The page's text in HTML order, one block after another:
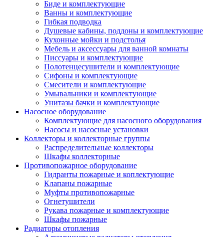
Биде и комплектующие
Ванны и комплектующие
Гибкая подводка
Душевые кабины, поддоны и комплектующие
Кухонные мойки и подстолья
Мебель и аксессуары для ванной комнаты
Писсуары и комплектующие
Полотенцесушители и комплектующие
Сифоны и комплектующие
Смесители и комплектующие
Умывальники и комплектующие
Унитазы бачки и комплектующие
Насосное оборудование
Комплектующие для насосного оборудования
Насосы и насосные установки
Коллекторы и коллекторные группы
Распределительные коллекторы
Шкафы коллекторные
Противопожарное оборудование
Гидранты пожарные и коплектующие
Клапаны пожарные
Муфты противопожарные
Огнетушители
Рукава пожарные и комплектующие
Шкафы пожарные
Радиаторы отопления